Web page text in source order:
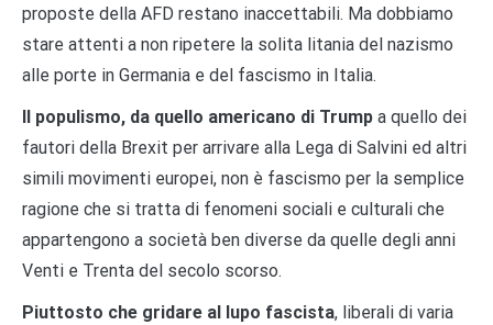
proposte della AFD restano inaccettabili. Ma dobbiamo
stare attenti a non ripetere la solita litania del nazismo
alle porte in Germania e del fascismo in Italia.
Il populismo, da quello americano di Trump a quello dei
fautori della Brexit per arrivare alla Lega di Salvini ed altri
simili movimenti europei, non è fascismo per la semplice
ragione che si tratta di fenomeni sociali e culturali che
appartengono a società ben diverse da quelle degli anni
Venti e Trenta del secolo scorso.
Piuttosto che gridare al lupo fascista, liberali di varia